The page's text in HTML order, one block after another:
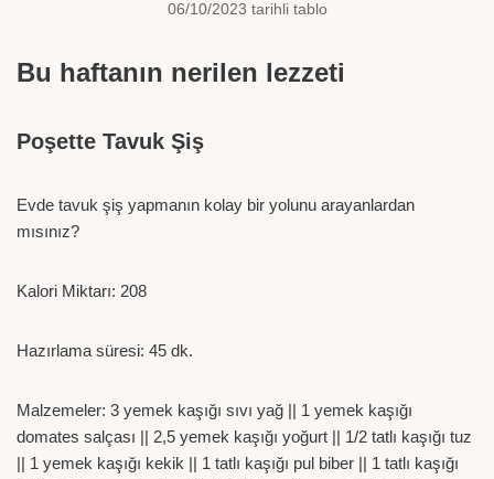
06/10/2023 tarihli tablo
Bu haftanın nerilen lezzeti
Poşette Tavuk Şiş
Evde tavuk şiş yapmanın kolay bir yolunu arayanlardan
mısınız?
Kalori Miktarı: 208
Hazırlama süresi: 45 dk.
Malzemeler: 3 yemek kaşığı sıvı yağ || 1 yemek kaşığı
domates salçası || 2,5 yemek kaşığı yoğurt || 1/2 tatlı kaşığı tuz
|| 1 yemek kaşığı kekik || 1 tatlı kaşığı pul biber || 1 tatlı kaşığı